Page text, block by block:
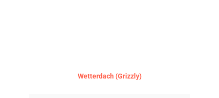
Wetterdach (Grizzly)